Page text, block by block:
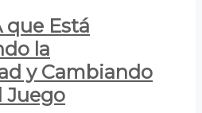
que Está
la
y Cambiando
Juego